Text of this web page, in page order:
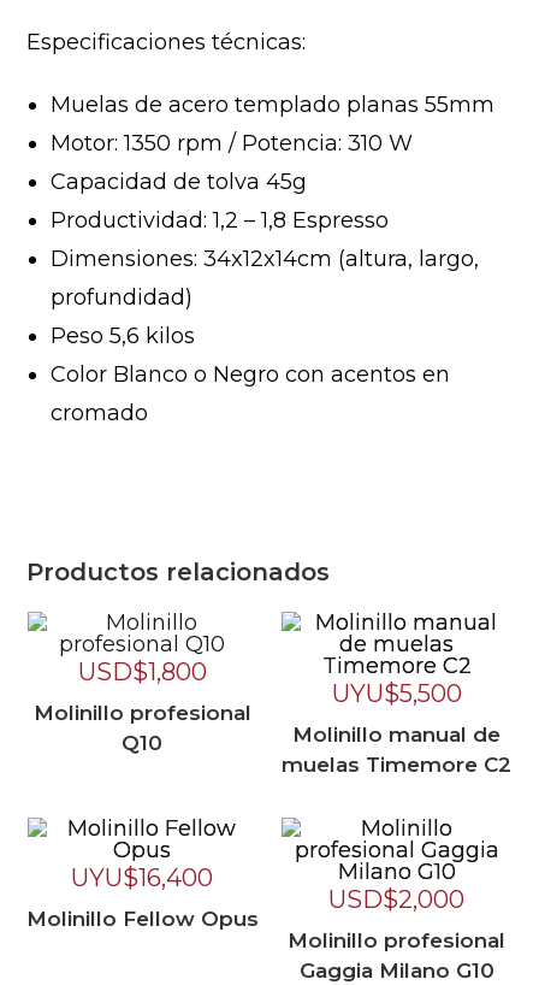
Especificaciones técnicas:
Muelas de acero templado planas 55mm
Motor: 1350 rpm / Potencia: 310 W
Capacidad de tolva 45g
Productividad: 1,2 – 1,8 Espresso
Dimensiones: 34x12x14cm (altura, largo,
profundidad)
Peso 5,6 kilos
Color Blanco o Negro con acentos en
cromado
Productos relacionados
USD$1,800
Molinillo profesional
Q10
UYU$5,500
Molinillo manual de
muelas Timemore C2
UYU$16,400
Molinillo Fellow Opus
USD$2,000
Molinillo profesional
Gaggia Milano G10